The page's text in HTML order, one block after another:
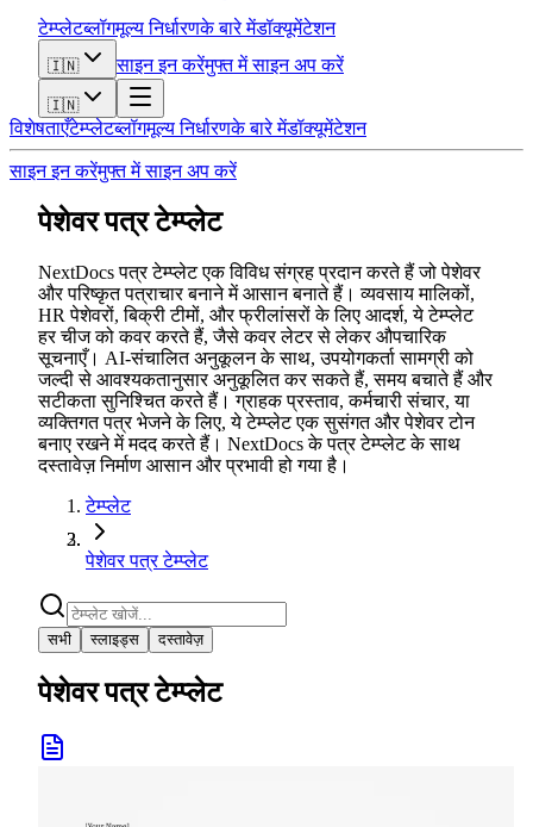
टेम्प्लेटब्लॉगमूल्य निर्धारणके बारे मेंडॉक्यूमेंटेशन
🇮🇳 साइन इन करेंमुफ्त में साइन अप करें
🇮🇳
विशेषताएँटेम्प्लेटब्लॉगमूल्य निर्धारणके बारे मेंडॉक्यूमेंटेशन
साइन इन करेंमुफ्त में साइन अप करें
पेशेवर पत्र टेम्प्लेट
NextDocs पत्र टेम्प्लेट एक विविध संग्रह प्रदान करते हैं जो पेशेवर
और परिष्कृत पत्राचार बनाने में आसान बनाते हैं। व्यवसाय मालिकों,
HR पेशेवरों, बिक्री टीमों, और फ्रीलांसरों के लिए आदर्श, ये टेम्प्लेट
हर चीज को कवर करते हैं, जैसे कवर लेटर से लेकर औपचारिक
सूचनाएँ। AI-संचालित अनुकूलन के साथ, उपयोगकर्ता सामग्री को
जल्दी से आवश्यकतानुसार अनुकूलित कर सकते हैं, समय बचाते हैं और
सटीकता सुनिश्चित करते हैं। ग्राहक प्रस्ताव, कर्मचारी संचार, या
व्यक्तिगत पत्र भेजने के लिए, ये टेम्प्लेट एक सुसंगत और पेशेवर टोन
बनाए रखने में मदद करते हैं। NextDocs के पत्र टेम्प्लेट के साथ
दस्तावेज़ निर्माण आसान और प्रभावी हो गया है।
टेम्प्लेट
पेशेवर पत्र टेम्प्लेट
सभी स्लाइड्स दस्तावेज़
पेशेवर पत्र टेम्प्लेट